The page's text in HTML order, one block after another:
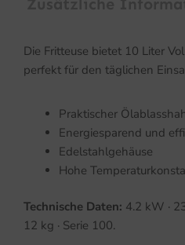
Die Fritteuse bietet 10 Liter
perfekt für den täglichen
Praktischer
Energiesparend und
Edelstahlgehäuse
Hohe
Technische Daten: 4.2 kW ·
12 kg · Serie 100.